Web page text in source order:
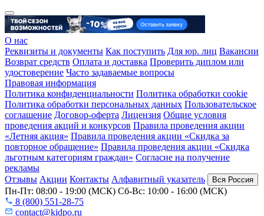
О нас
Реквизиты и документы Как поступить Для юр. лиц Вакансии
Возврат средств Оплата и доставка Проверить диплом или
удостоверение Часто задаваемые вопросы
Правовая информация
Политика конфиденциальности Политика обработки cookie
Политика обработки персональных данных Пользовательское
соглашение Договор-оферта Лицензия Общие условия
проведения акций и конкурсов Правила проведения акции
«Летняя акция» Правила проведения акции «Скидка за
повторное обращение» Правила проведения акции «Скидка
льготным категориям граждан» Согласие на получение
рекламы
Отзывы Акции Контакты Алфавитный указатель Вся Россия
Пн-Пт: 08:00 - 19:00 (МСК) Сб-Вс: 10:00 - 16:00 (МСК)
8 (800) 551-28-75
contact@kidpo.ru